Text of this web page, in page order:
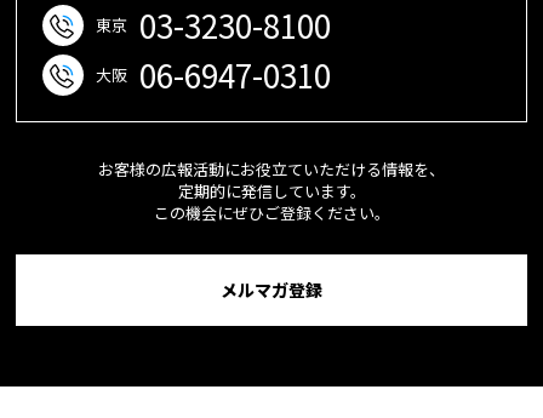
東京 03-3230-8100
大阪 06-6947-0310
お客様の広報活動にお役立ていただける情報を、
定期的に発信しています。
この機会にぜひご登録ください。
メルマガ登録